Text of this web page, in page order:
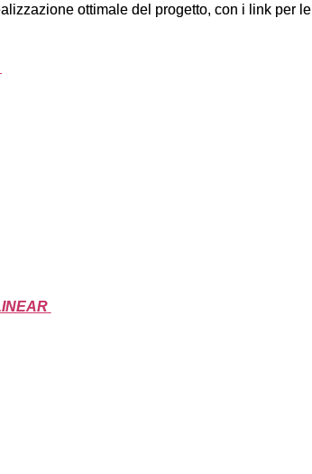
ottimale del progetto, con i link per le